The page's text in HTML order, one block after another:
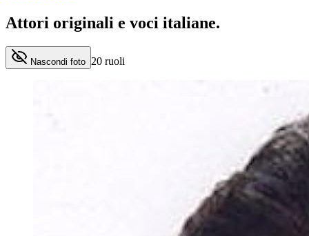
Attori originali e voci italiane.
Nascondi foto 20 ruoli